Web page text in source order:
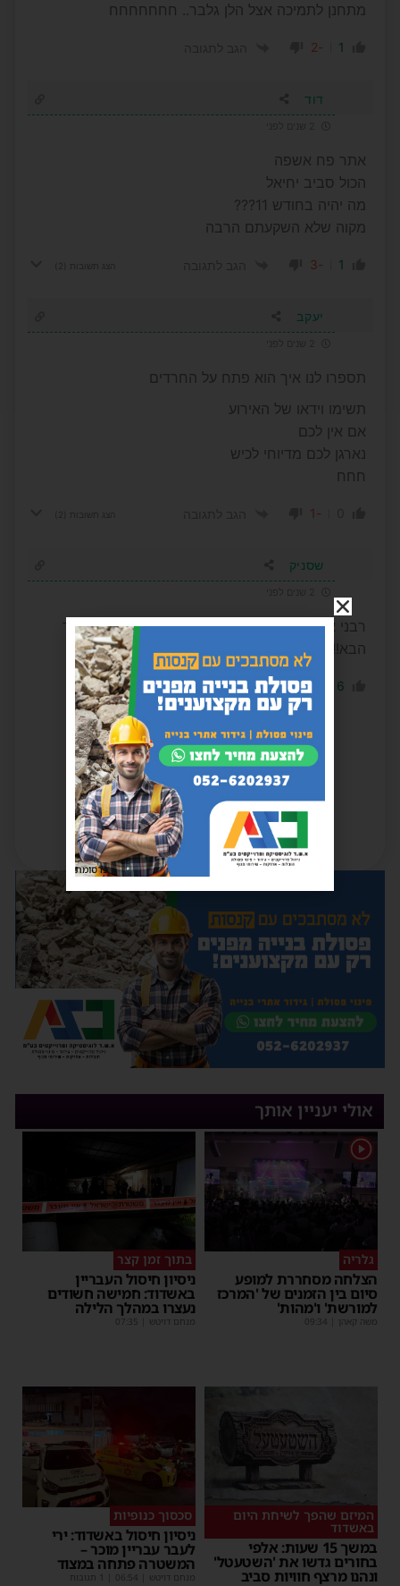
מתחנן לתמיכה אצל הלן גלבר.. חחחחחחח
1
-2
דוד
אתר פח אשפה
הכול סביב יחיאל
מה יהיה בחודש 11???
מקוה שלא השקעתם הרבה
1
-3 הצג תשובות
יעקב
תספרו לנו איך הוא פתח על החרדים
תשימו וידאו של האירוע
אם אין לכם
נארגן לכם מדיוחי לכיש
חחח
-1 הצג תשובות
שסניק
רבני אשדוד הספרדים קבעו: יחיאל לסרי ראש העיר
הבא!!!
6 הגב לתגובה
טען תגובות נוספות
אולי יעניין אותך
1
גלריה
הצלחה מסחררת למופע
סיום בין הזמנים של 'המרכז
למורשת' ו'מהות'
משה קאהן 09:34
בתוך זמן קצר
ניסיון חיסול העבריין
באשדוד: חמישה חשודים
נעצרו במהלך הלילה
מנחם דויטש 07:35
המיזם שהפך לשיחת היום
באשדוד
במשך 15 שעות: אלפי
בחורים גדשו את 'השטעטל'
ונהנו מרצף חוויות סביב
סכסוך כנופיות
ניסיון חיסול באשדוד: ירי
לעבר עבריין מוכר –
המשטרה פתחה במצוד
מנחם דויטש 06:54
פרסומת